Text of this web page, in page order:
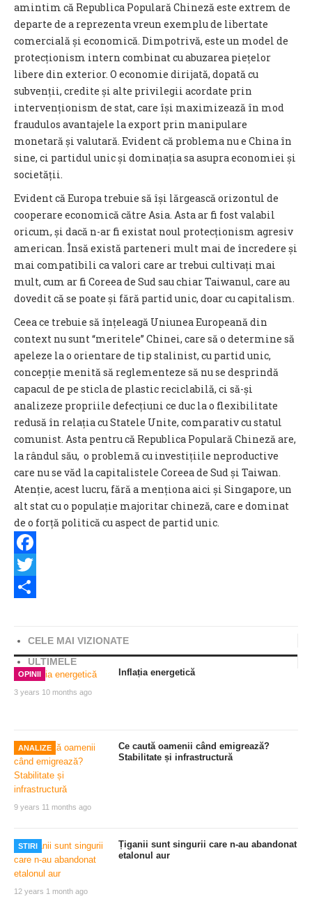
amintim că Republica Populară Chineză este extrem de
departe de a reprezenta vreun exemplu de libertate
comercială și economică. Dimpotrivă, este un model de
protecționism intern combinat cu abuzarea piețelor
libere din exterior. O economie dirijată, dopată cu
subvenții, credite și alte privilegii acordate prin
intervenționism de stat, care își maximizează în mod
fraudulos avantajele la export prin manipulare
monetară și valutară. Evident că problema nu e China în
sine, ci partidul unic și dominația sa asupra economiei și
societății.
Evident că Europa trebuie să își lărgească orizontul de
cooperare economică către Asia. Asta ar fi fost valabil
oricum, și dacă n-ar fi existat noul protecționism agresiv
american. Însă există parteneri mult mai de încredere și
mai compatibili ca valori care ar trebui cultivați mai
mult, cum ar fi Coreea de Sud sau chiar Taiwanul, care au
dovedit că se poate și fără partid unic, doar cu capitalism.
Ceea ce trebuie să înțeleagă Uniunea Europeană din
context nu sunt“meritele” Chinei, care să o determine să
apeleze la o orientare de tip stalinist, cu partid unic,
concepție menită să reglementeze să nu se desprindă
capacul de pe sticla de plastic reciclabilă, ci să-și
analizeze propriile defecțiuni ce duc la o flexibilitate
redusă în relația cu Statele Unite, comparativ cu statul
comunist. Asta pentru că Republica Populară Chineză are,
la rândul său, o problemă cu investițiile neproductive
care nu se văd la capitalistele Coreea de Sud și Taiwan.
Atenție, acest lucru, fără a menționa aici și Singapore, un
alt stat cu o populație majoritar chineză, care e dominat
de o forță politică cu aspect de partid unic.
Facebook
Twitter
CELE MAI VIZIONATE
ULTIMELE
OPINII
3 years 10 months ago
Inflația energetică
ANALIZE
9 years 11 months ago
Ce caută oamenii când emigrează?
Stabilitate și infrastructură
STIRI
12 years 1 month ago
Țiganii sunt singurii care n-au abandonat
etalonul aur